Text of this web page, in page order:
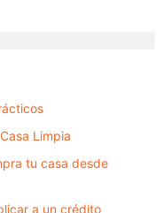
Limpia
tu casa desde
a un crédito